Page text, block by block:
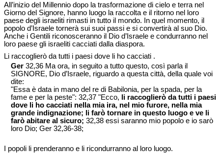
All’inizio del Millennio dopo la trasformazione di cielo e terra nel
Giorno del Signore, hanno luogo la raccolta e il ritorno nel loro
paese degli israeliti rimasti in tutto il mondo. In quel momento, il
popolo d’Israele tornerà sui suoi passi e si convertirà al suo Dio.
Anche i Gentili riconosceranno il Dio d’Israele e condurranno nel
loro paese gli israeliti cacciati dalla diaspora.
Li raccoglierò da tutti i paesi dove li ho cacciati .
Ger 32,36 Ma ora, in seguito a tutto questo, così parla il
SIGNORE, Dio d’Israele, riguardo a questa città, della quale voi
dite:
"Essa è data in mano del re di Babilonia, per la spada, per la
fame e per la peste": 32,37 "Ecco,
li raccoglierò da tutti i paesi
dove li ho cacciati nella mia ira, nel mio furore, nella mia
grande indignazione; li farò tornare in questo luogo e ve li
farò abitare al sicuro; 32,38 essi saranno mio popolo e io sarò
loro Dio; Ger 32,36-38;
I popoli li prenderanno e li ricondurranno al loro luogo.